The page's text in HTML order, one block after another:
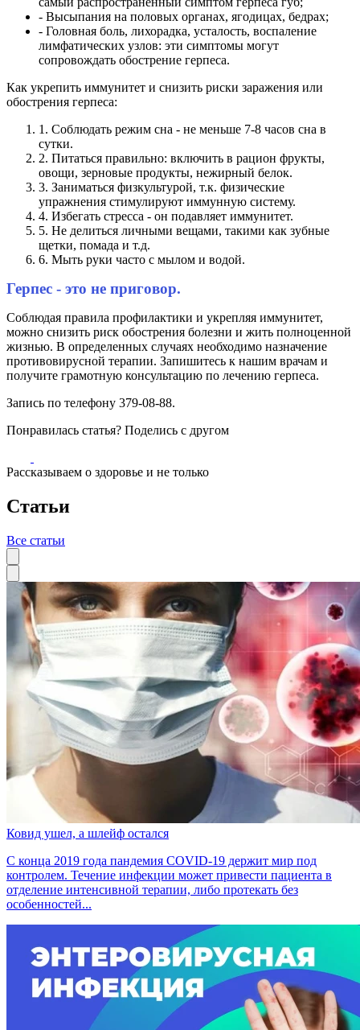
- Высыпания на половых органах, ягодицах, бедрах;
- Головная боль, лихорадка, усталость, воспаление
лимфатических узлов: эти симптомы могут
сопровождать обострение герпеса.
Как укрепить иммунитет и снизить риски заражения или
обострения герпеса:
1. Соблюдать режим сна - не меньше 7-8 часов сна в
сутки.
2. Питаться правильно: включить в рацион фрукты,
овощи, зерновые продукты, нежирный белок.
3. Заниматься физкультурой, т.к. физические
упражнения стимулируют иммунную систему.
4. Избегать стресса - он подавляет иммунитет.
5. Не делиться личными вещами, такими как зубные
щетки, помада и т.д.
6. Мыть руки часто с мылом и водой.
Герпес - это не приговор.
Соблюдая правила профилактики и укрепляя иммунитет,
можно снизить риск обострения болезни и жить полноценной
жизнью. В определенных случаях необходимо назначение
противовирусной терапии. Запишитесь к нашим врачам и
получите грамотную консультацию по лечению герпеса.
Запись по телефону 379-08-88.
Понравилась статья? Поделись с другом
Рассказываем о здоровье и не только
Статьи
Все статьи
Ковид ушел, а шлейф остался
С конца 2019 года пандемия COVID-19 держит мир под
контролем. Течение инфекции может привести пациента в
отделение интенсивной терапии, либо протекать без
особенностей...